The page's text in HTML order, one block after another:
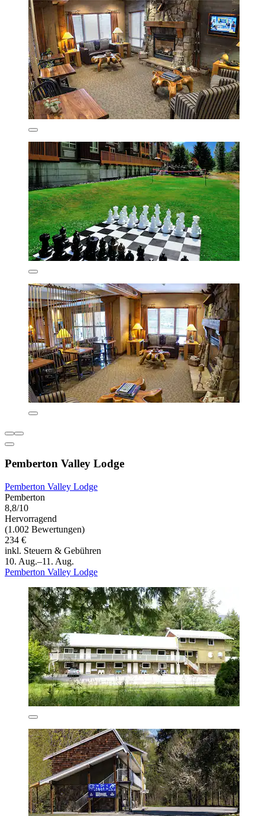
Pemberton Valley Lodge
Pemberton Valley Lodge
Pemberton
8,8/10
Hervorragend
(1.002 Bewertungen)
234 €
inkl. Steuern & Gebühren
10. Aug.–11. Aug.
Pemberton Valley Lodge